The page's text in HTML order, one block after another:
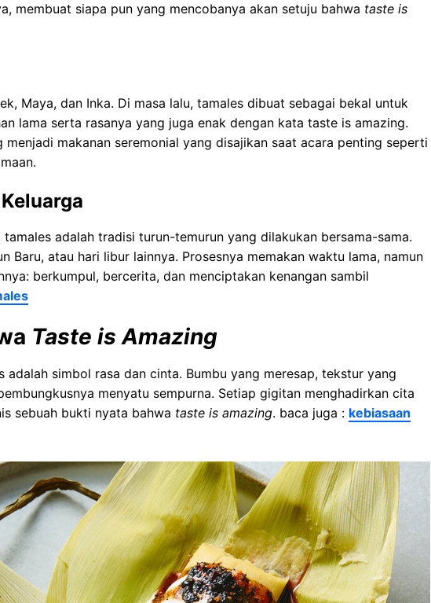
membuat siapa pun yang mencobanya akan setuju bahwa taste is
Maya, dan Inka. Di masa lalu, tamales dibuat sebagai bekal untuk
lama serta rasanya yang juga enak dengan kata taste is amazing.
makanan seremonial yang disajikan saat acara penting seperti
adalah tradisi turun-temurun yang dilakukan bersama-sama.
Baru, atau hari libur lainnya. Prosesnya memakan waktu lama, namun
berkumpul, bercerita, dan menciptakan kenangan sambil
Taste is Amazing
simbol rasa dan cinta. Bumbu yang meresap, tekstur yang
menyatu sempurna. Setiap gigitan menghadirkan cita
sebuah bukti nyata bahwa taste is amazing. baca juga : kebiasaan